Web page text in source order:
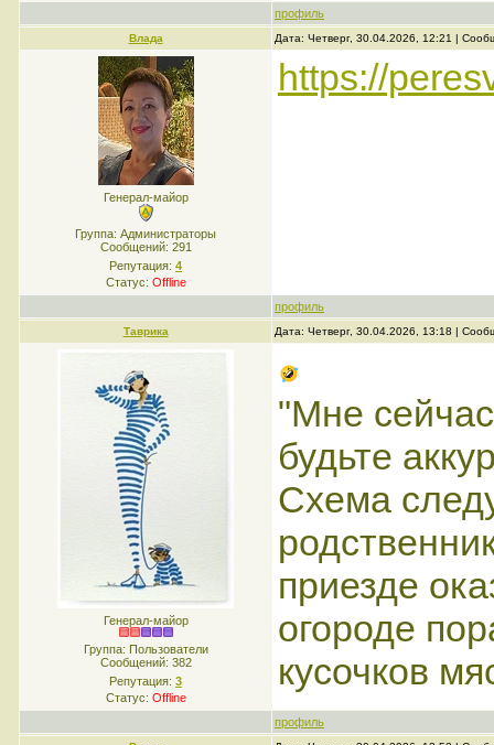
профиль
Влада Дата: Четверг, 30.04.2026, 12:21 |
Генерал-майор
Группа: Администраторы
Сообщений: 291
Репутация: 4
Статус: Offline
https://
профиль
Таврика Дата: Четверг, 30.04.2026, 13:18 |
Генерал-майор
Группа: Пользователи
Сообщений: 382
Репутация: 3
Статус: Offline
"Мне
будьте
Схема
приезде
огороде
кусочков
профиль